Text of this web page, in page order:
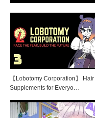
【Lobotomy Corporation】 Hair
Supplements for Everyo…